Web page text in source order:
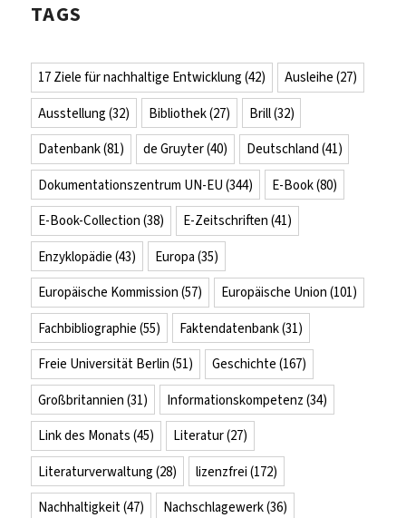
TAGS
17 Ziele für nachhaltige Entwicklung (42) Ausleihe (27)
Ausstellung (32) Bibliothek(27) Brill(32)
Datenbank(81) de Gruyter(40) Deutschland (41)
Dokumentationszentrum UN-EU (344) E-Book(80)
E-Book-Collection (38) E-Zeitschriften (41)
Enzyklopädie (43) Europa (35)
Europäische Kommission (57) Europäische Union (101)
Fachbibliographie (55) Faktendatenbank(31)
Freie Universität Berlin (51) Geschichte (167)
Großbritannien (31) Informationskompetenz (34)
Link des Monats (45) Literatur(27)
Literaturverwaltung (28) lizenzfrei (172)
Nachhaltigkeit(47) Nachschlagewerk(36)